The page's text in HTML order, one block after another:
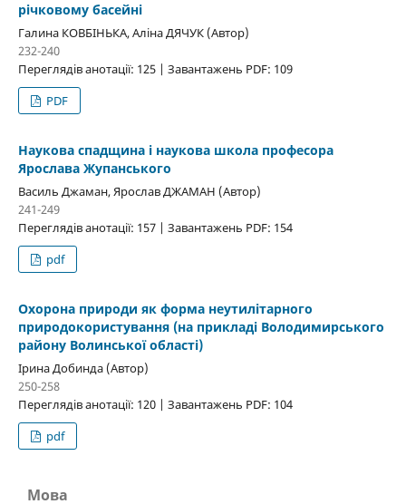
річковому басейні
Галина КОВБІНЬКА, Аліна ДЯЧУК (Автор)
232-240
Переглядів анотації: 125 | Завантажень PDF: 109
PDF
Наукова спадщина і наукова школа професора
Ярослава Жупанського
Василь Джаман, Ярослав ДЖАМАН (Автор)
241-249
Переглядів анотації: 157 | Завантажень PDF: 154
pdf
Охорона природи як форма неутилітарного
природокористування (на прикладі Володимирського
району Волинської області)
Ірина Добинда (Автор)
250-258
Переглядів анотації: 120 | Завантажень PDF: 104
pdf
Мова